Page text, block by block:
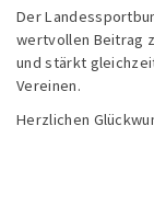
Der
wertvollen Beitrag
und stärkt
Vereinen.
Herzlichen